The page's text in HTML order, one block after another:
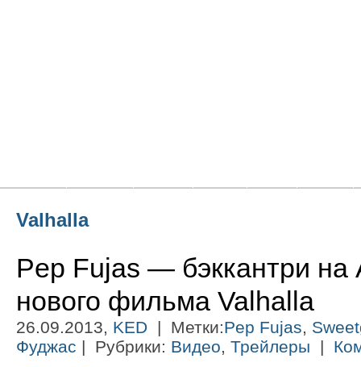
Valhalla
Pep Fujas — бэккантри на
нового фильма Valhalla
26.09.2013, KED | Метки:Pep Fujas,
Фуджас | Рубрики: Видео, Трейлеры |